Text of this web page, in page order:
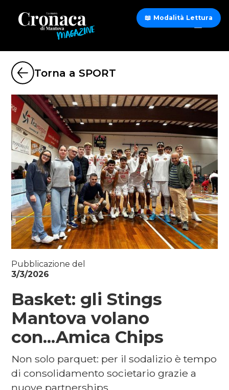
Torna a SPORT
Pubblicazione del
3/3/2026
Basket: gli Stings
Mantova volano
con...Amica Chips
Non solo parquet: per il sodalizio è tempo
di consolidamento societario grazie a
📖 Modalità Lettura